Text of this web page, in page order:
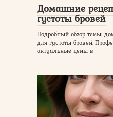
Домашние
густоты бровей
Подробный обзор темы:
для густоты бровей.
актуальные цены в